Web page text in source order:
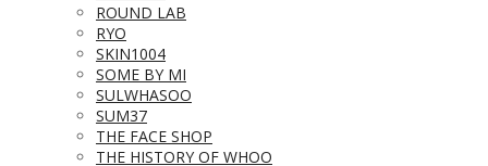
ROUND LAB
RYO
SKIN1004
SOME BY MI
SULWHASOO
SUM37
THE FACE SHOP
THE HISTORY OF WHOO